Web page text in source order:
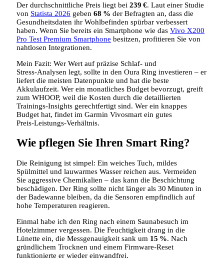
Der durchschnittliche Preis liegt bei 239 €. Laut einer Studie
von Statista 2026 geben 68 % der Befragten an, dass die
Gesundheitsdaten ihr Wohlbefinden spürbar verbessert
haben. Wenn Sie bereits ein Smartphone wie das Vivo X200
Pro Test Premium Smartphone besitzen, profitieren Sie von
nahtlosen Integrationen.
Mein Fazit: Wer Wert auf präzise Schlaf‑ und
Stress‑Analysen legt, sollte in den Oura Ring investieren – er
liefert die meisten Datenpunkte und hat die beste
Akkulaufzeit. Wer ein monatliches Budget bevorzugt, greift
zum WHOOP, weil die Kosten durch die detaillierten
Trainings‑Insights gerechtfertigt sind. Wer ein knappes
Budget hat, findet im Garmin Vivosmart ein gutes
Preis‑Leistungs‑Verhältnis.
Wie pflegen Sie Ihren Smart Ring?
Die Reinigung ist simpel: Ein weiches Tuch, mildes
Spülmittel und lauwarmes Wasser reichen aus. Vermeiden
Sie aggressive Chemikalien – das kann die Beschichtung
beschädigen. Der Ring sollte nicht länger als 30 Minuten in
der Badewanne bleiben, da die Sensoren empfindlich auf
hohe Temperaturen reagieren.
Einmal habe ich den Ring nach einem Saunabesuch im
Hotelzimmer vergessen. Die Feuchtigkeit drang in die
Lünette ein, die Messgenauigkeit sank um 15 %. Nach
gründlichem Trocknen und einem Firmware‑Reset
funktionierte er wieder einwandfrei.